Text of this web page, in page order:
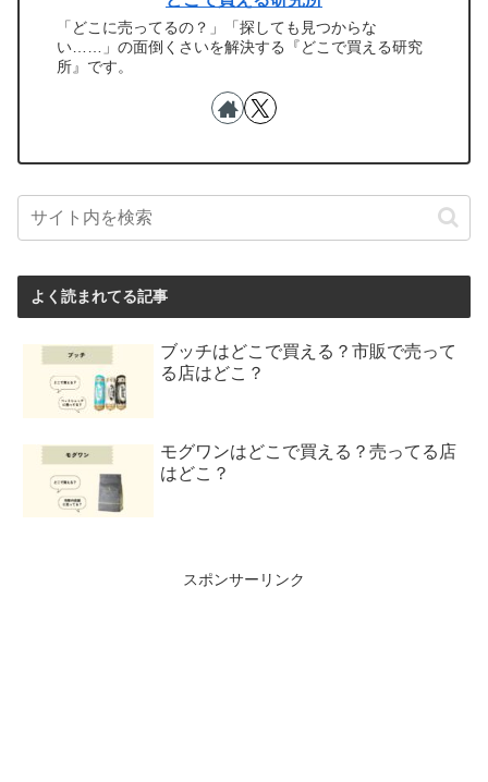
「どこに売ってるの？」「探しても見つからな
い……」の面倒くさいを解決する『どこで買える研究
所』です。
よく読まれてる記事
ブッチはどこで買える？市販で売って
る店はどこ？
モグワンはどこで買える？売ってる店
はどこ？
スポンサーリンク